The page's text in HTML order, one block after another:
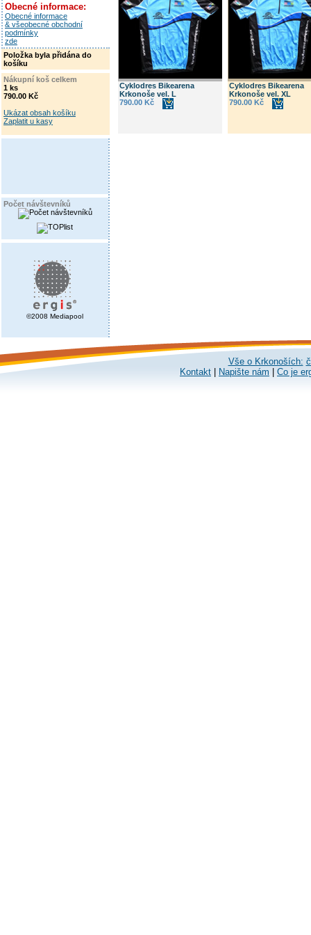
Obecné informace:
Obecné informace
& všeobecné obchodní
podmínky
zde
Položka byla přidána do
košíku
Nákupní koš celkem
1 ks
790.00 Kč
Ukázat obsah košíku
Zaplatit u kasy
Počet návštevníků
©2008 Mediapool
Cyklodres Bikearena
Krkonoše vel. L
790.00 Kč
Cyklodres Bikearena
Krkonoše vel. XL
790.00 Kč
Vše o Krkonoších:
Kontakt
Napište nám Co je